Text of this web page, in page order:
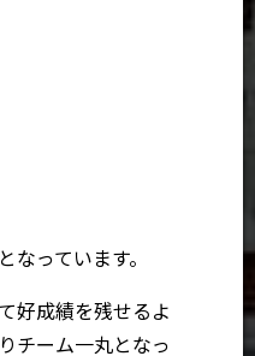
っています。
好成績を残せるよ
チーム一丸となっ